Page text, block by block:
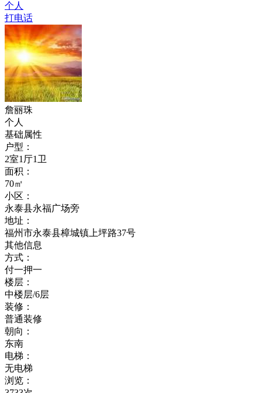
个人
打电话
詹丽珠
个人
基础属性
户型：
2室1厅1卫
面积：
70㎡
小区：
永泰县永福广场旁
地址：
福州市永泰县樟城镇上坪路37号
其他信息
方式：
付一押一
楼层：
中楼层/6层
装修：
普通装修
朝向：
东南
电梯：
无电梯
浏览：